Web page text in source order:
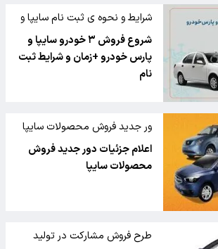
شرایط و نحوه ی ثبت نام سایپا و
پارس‌خودرو
شروع فروش ۳ خودرو سایپا و
پارس خودرو +زمان و شرایط ثبت
نام
ور جدید فروش محصولات سایپا
اعلام جزئیات دور جدید فروش
محصولات سایپا
طرح فروش مشارکت در تولید